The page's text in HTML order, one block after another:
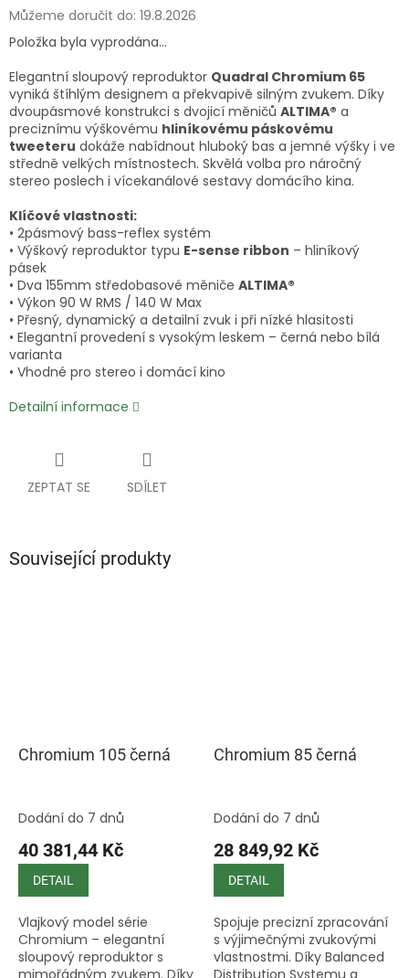
Můžeme doručit do: 19.8.2026
Položka byla vyprodána…
Elegantní sloupový reproduktor Quadral Chromium 65
vyniká štíhlým designem a překvapivě silným zvukem. Díky
dvoupásmové konstrukci s dvojicí měničů ALTIMA® a
preciznímu výškovému hliníkovému páskovému
tweeteru dokáže nabídnout hluboký bas a jemné výšky i ve
středně velkých místnostech. Skvělá volba pro náročný
stereo poslech i vícekanálové sestavy domácího kina.
Klíčové vlastnosti:
• 2pásmový bass-reflex systém
• Výškový reproduktor typu E-sense ribbon – hliníkový
pásek
• Dva 155mm středobasové měniče ALTIMA®
• Výkon 90 W RMS / 140 W Max
• Přesný, dynamický a detailní zvuk i při nízké hlasitosti
• Elegantní provedení s vysokým leskem – černá nebo bílá
varianta
• Vhodné pro stereo i domácí kino
Detailní informace
ZEPTAT SE SDÍLET
Související produkty
Chromium 105 černá
Dodání do 7 dnů
40 381,44 Kč
DETAIL
Vlajkový model série
Chromium – elegantní
sloupový reproduktor s
mimořádným zvukem. Díky
Chromium 85 černá
Dodání do 7 dnů
28 849,92 Kč
DETAIL
Spojuje precizní zpracování
s výjimečnými zvukovými
vlastnostmi. Díky Balanced
Distribution Systemu a